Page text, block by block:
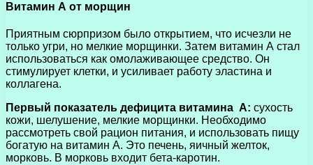
Витамин А от морщин
Приятным сюрпризом было открытием, что исчезли не
только угри, но мелкие морщинки. Затем витамин А стал
использоваться как омолаживающее средство. Он
стимулирует клетки, и усиливает работу эластина и
коллагена.
Первый показатель дефицита витамина А: сухость
кожи, шелушение, мелкие морщинки. Необходимо
рассмотреть свой рацион питания, и использовать пищу
богатую на витамин А. Это печень, яичный желток,
морковь. В морковь входит бета-каротин.